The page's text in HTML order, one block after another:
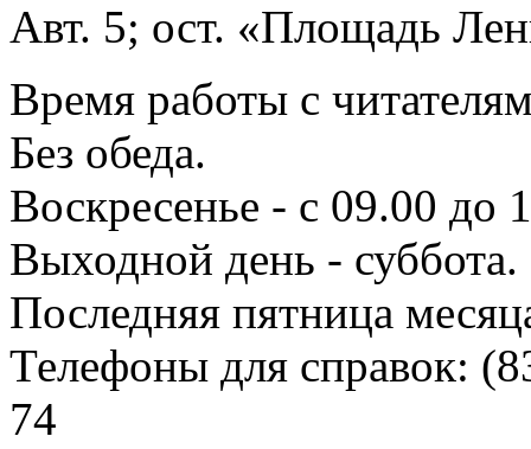
Авт. 5; ост. «Площадь
Время работы с
Без обеда.
Воскресенье - с 09.00 до
Выходной день - суббота.
Последняя пятница
Телефоны для справок:
74